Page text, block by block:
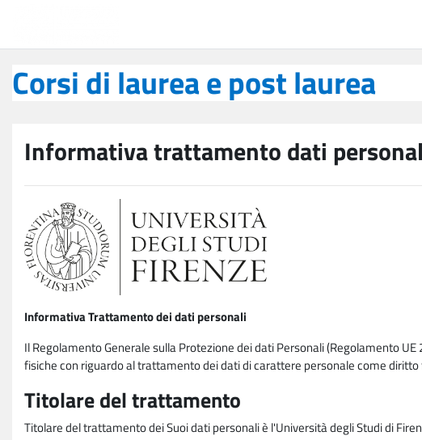
Corsi di laurea e post laurea
Informativa trattamento dati
Informativa Trattamento dei dati personali
Il Regolamento Generale sulla Protezione dei dati Personali (Regolamento
fisiche con riguardo al trattamento dei dati di carattere personale come
Titolare del trattamento
Titolare del trattamento dei Suoi dati personali è l'Università degli Studi di